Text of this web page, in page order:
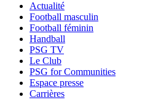
Actualité
Football masculin
Football féminin
Handball
PSG TV
Le Club
PSG for Communities
Espace presse
Carrières